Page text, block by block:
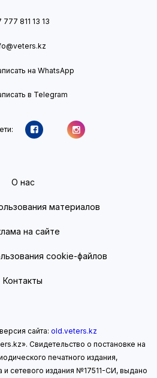
777 811 13 13
на WhatsApp
в Telegram
О нас
материалов
на сайте
cookie-файлов
Контакты
сайта: old.veters.kz
Свидетельство о постановке на
печатного издания,
и сетевого издания №17511-СИ, выдано